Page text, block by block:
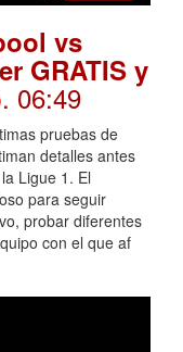
vs
GRATIS y
. 06:49
pruebas de
detalles antes
Ligue 1. El
para seguir
probar diferentes
con el que af